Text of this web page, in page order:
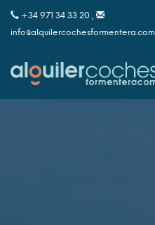
+34 971 34 33 20 ,
info@alquilercochesformentera.com